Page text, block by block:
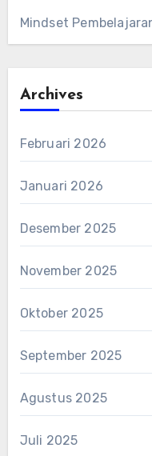
Mindset
Archives
Februari 2026
Januari 2026
Desember 2025
November 2025
Oktober 2025
September 2025
Agustus 2025
Juli 2025